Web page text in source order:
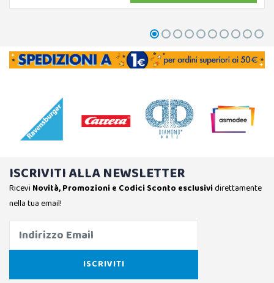
ISCRIVITI ALLA NEWSLETTER
Ricevi Novità, Promozioni e Codici Sconto esclusividirettamente
nella tua email!